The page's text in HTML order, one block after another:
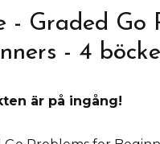
- Graded Go
- 4
är på ingång!